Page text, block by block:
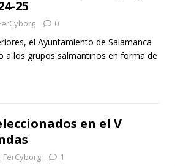
25
0
el Ayuntamiento de Salamanca
a los grupos salmantinos en forma de
en el V
FerCyborg 1